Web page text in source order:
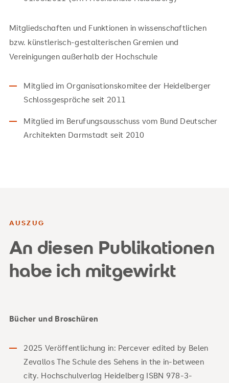
Mitgliedschaften und Funktionen in wissenschaftlichen
bzw. künstlerisch-gestalterischen Gremien und
Vereinigungen außerhalb der Hochschule
Mitglied im Organisationskomitee der Heidelberger
Schlossgespräche seit 2011
Mitglied im Berufungsausschuss vom Bund Deutscher
Architekten Darmstadt seit 2010
AUSZUG
An diesen Publikationen
habe ich mitgewirkt
Bücher und Broschüren
2025 Veröffentlichung in: Percever edited by Belen
Zevallos The Schule des Sehens in the in-between
city. Hochschulverlag Heidelberg ISBN 978-3-